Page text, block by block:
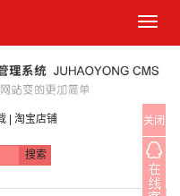
T
g
n
a
v
i
g
a
| 淘宝店铺 关闭